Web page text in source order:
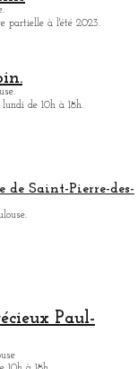
partielle à l'été 2023.
de 10h à 18h.
Saint-Pierre-des-
Paul-